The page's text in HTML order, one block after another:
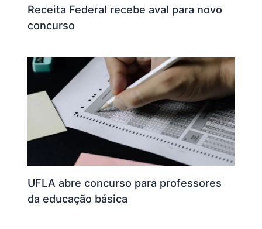
Receita Federal recebe aval para novo
concurso
UFLA abre concurso para professores
da educação básica